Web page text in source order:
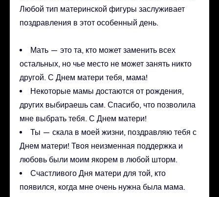
Любой тип материнской фигуры заслуживает
поздравления в этот особенный день.
Мать — это та, кто может заменить всех
остальных, но чье место не может занять никто
другой. С Днем матери тебя, мама!
Некоторые мамы достаются от рождения,
других выбираешь сам. Спасибо, что позволила
мне выбрать тебя. С Днем матери!
Ты — скала в моей жизни, поздравляю тебя с
Днем матери! Твоя неизменная поддержка и
любовь были моим якорем в любой шторм.
Счастливого Дня матери для той, кто
появился, когда мне очень нужна была мама.